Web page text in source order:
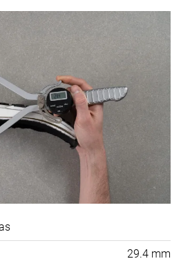
29.4 mm